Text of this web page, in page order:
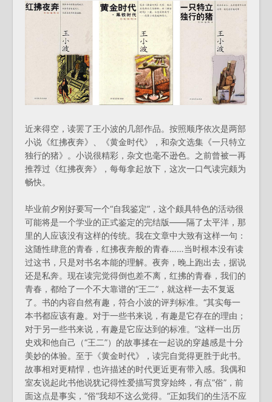
近来得空，读罢了王小波的几部作品。按照顺序依次是两部
小说《红拂夜奔》、《黄金时代》，和杂文选集《一只特立
独行的猪》。小说很精彩，杂文也毫不逊色。之前曾被一再
推荐过《红拂夜奔》，每每拿起放下，这次一口气读完颇为
畅快。
毕业前夕刚好要写一个“自我鉴定”，这个颇具特色的活动很
可能将是一个学业的正式鉴定的完结版——隔了太平洋，那
里的人应该没有这样的传统。我在文章中大致有这样一句：
这随性肆意的青春，红拂夜奔般的青春……当时根本没有读
过这书，只是对书名本能的理解。夜奔，晚上跑出去，据说
还是私奔。现在读完觉得倒也差不离，红拂的青春，我们的
青春，都给了一个不大靠谱的“王二”，就这样一去不复返
了。书的内容自然有趣，符合小波的评判标准。“其实每一
本书都应该有趣。对于一些书来说，有趣是它存在的理由；
对于另一些书来说，有趣是它应达到的标准。”这样一出历
史戏和他自己（“王二”）的故事揉在一起说的穿越感是十分
美妙的体验。至于《黄金时代》，读完自觉得更胜于此书。
故事相对更精悍，也许描述的时代更近更有带入感。我偶和
室友说起此书他说犹记得性爱描写贯穿始终，有点“俗”，前
面这点是事实，“俗”我却不这么觉得。“正如我们的生活不应